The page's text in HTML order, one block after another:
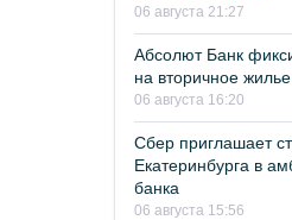
06 августа 21:27
Абсолют Банк
на вторичное
06 августа 16:20
Сбер приглашает
Екатеринбурга в
банка
06 августа 15:56